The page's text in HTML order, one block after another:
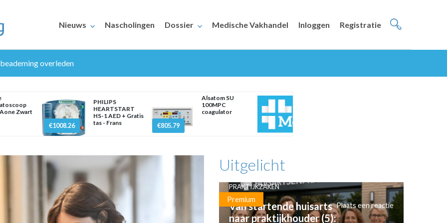
Nieuws Nascholingen Dossier Medische Vakhandel Inloggen Registratie
overleden
Zwart
€1008.26
PHILIPS
HEARTSTART
HS-1 AED + Gratis
tas - Frans
€805.79
Alsatom SU
100MPC
coagulator
Uitgelicht
Premium
PRAKTIJKZAKEN
Van startende huisarts
naar praktijkhouder (5):
Plaats een reactie